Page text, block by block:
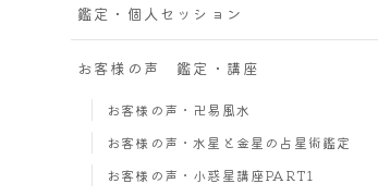
鑑定・個人セッション
お客様の声 鑑定・講座
お客様の声・卍易風水
お客様の声・水星と金星の占星術鑑定
お客様の声・小惑星講座PART1